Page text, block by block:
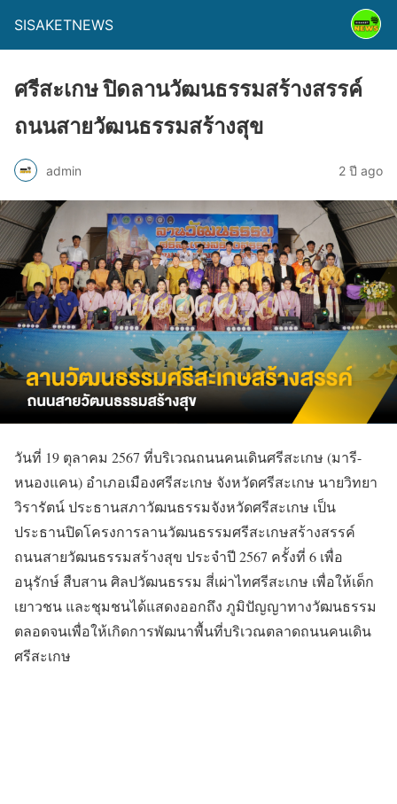
SISAKETNEWS
ศรีสะเกษ ปิดลานวัฒนธรรมสร้างสรรค์
ถนนสายวัฒนธรรมสร้างสุข
admin 2 ปี ago
วันที่ 19 ตุลาคม 2567 ที่บริเวณถนนคนเดินศรีสะเกษ (มารี-
หนองแคน) อำเภอเมืองศรีสะเกษ จังหวัดศรีสะเกษ นายวิทยา
วิรารัตน์ ประธานสภาวัฒนธรรมจังหวัดศรีสะเกษ เป็น
ประธานปิดโครงการลานวัฒนธรรมศรีสะเกษสร้างสรรค์
ถนนสายวัฒนธรรมสร้างสุข ประจำปี 2567 ครั้งที่ 6 เพื่อ
อนุรักษ์ สืบสาน ศิลปวัฒนธรรม สี่เผ่าไทศรีสะเกษ เพื่อให้เด็ก
เยาวชน และชุมชนได้แสดงออกถึง ภูมิปัญญาทางวัฒนธรรม
ตลอดจนเพื่อให้เกิดการพัฒนาพื้นที่บริเวณตลาดถนนคนเดิน
ศรีสะเกษ